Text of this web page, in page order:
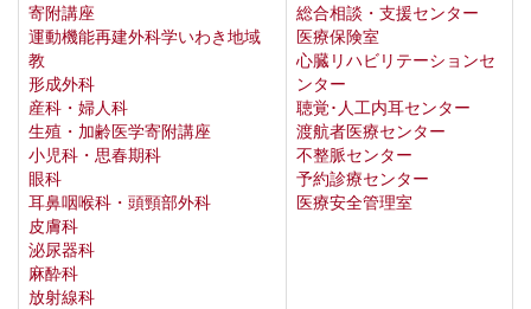
寄附講座
運動機能再建外科学いわき地域
教
形成外科
産科・婦人科
生殖・加齢医学寄附講座
小児科・思春期科
眼科
耳鼻咽喉科・頭頸部外科
皮膚科
泌尿器科
麻酔科
放射線科
総合相談・支援センター
医療保険室
心臓リハビリテーションセ
ンター
聴覚･人工内耳センター
渡航者医療センター
不整脈センター
予約診療センター
医療安全管理室